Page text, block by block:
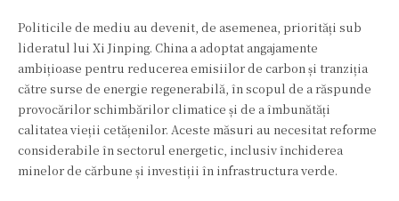
Politicile de mediu au devenit, de asemenea, priorități sub
lideratul lui Xi Jinping. China a adoptat angajamente
ambițioase pentru reducerea emisiilor de carbon și tranziția
către surse de energie regenerabilă, în scopul de a răspunde
provocărilor schimbărilor climatice și de a îmbunătăți
calitatea vieții cetățenilor. Aceste măsuri au necesitat reforme
considerabile în sectorul energetic, inclusiv închiderea
minelor de cărbune și investiții în infrastructura verde.